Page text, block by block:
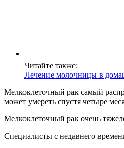
Читайте также:
Лечение молочницы в
Мелкоклеточный рак самый
может умереть спустя четыре
Мелкоклеточный рак очень
Специалисты с недавнего